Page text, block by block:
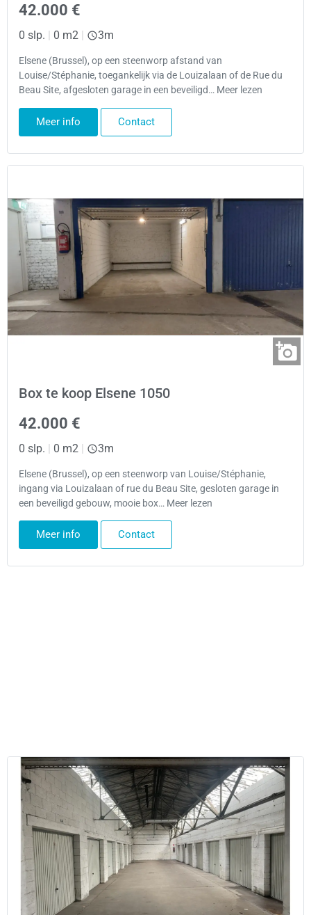
42.000 €
0 slp. | 0 m2 | 3m
Elsene (Brussel), op een steenworp afstand van
Louise/Stéphanie, toegankelijk via de Louizalaan of de Rue du
Beau Site, afgesloten garage in een beveiligd… Meer lezen
Meer info Contact
Box te koop Elsene 1050
42.000 €
0 slp. | 0 m2 | 3m
Elsene (Brussel), op een steenworp van Louise/Stéphanie,
ingang via Louizalaan of rue du Beau Site, gesloten garage in
een beveiligd gebouw, mooie box… Meer lezen
Meer info Contact